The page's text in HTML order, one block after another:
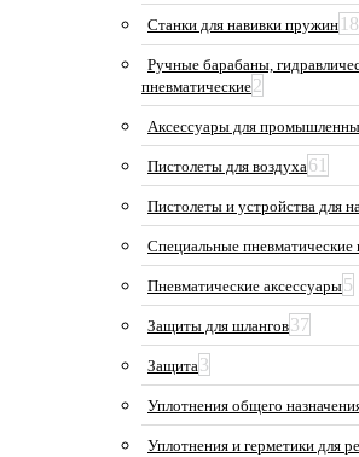
Станки для навивки пружин 18
Ручные барабаны,
пневматические2
Аксессуары для
Пистолеты для воздуха61
Пистолеты и устройства для
Специальные пневматические
Пневматические аксессуары5
Защиты для шлангов37
Защита3
Уплотнения общего
Уплотнения и герметики для